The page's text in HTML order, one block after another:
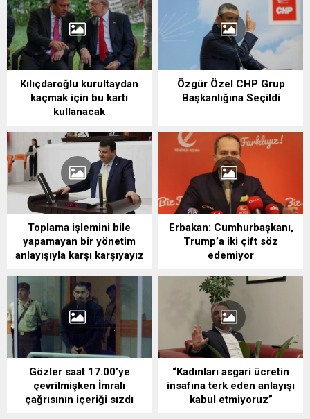
Kılıçdaroğlu kurultaydan
kaçmak için bu kartı
kullanacak
Özgür Özel CHP Grup
Başkanlığına Seçildi
Toplama işlemini bile
yapamayan bir yönetim
anlayışıyla karşı karşıyayız
Erbakan: Cumhurbaşkanı,
Trump’a iki çift söz
edemiyor
Gözler saat 17.00’ye
çevrilmişken İmralı
çağrısının içeriği sızdı
“Kadınları asgari ücretin
insafına terk eden anlayışı
kabul etmiyoruz”